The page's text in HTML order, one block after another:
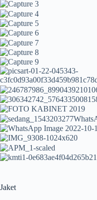
Jaket